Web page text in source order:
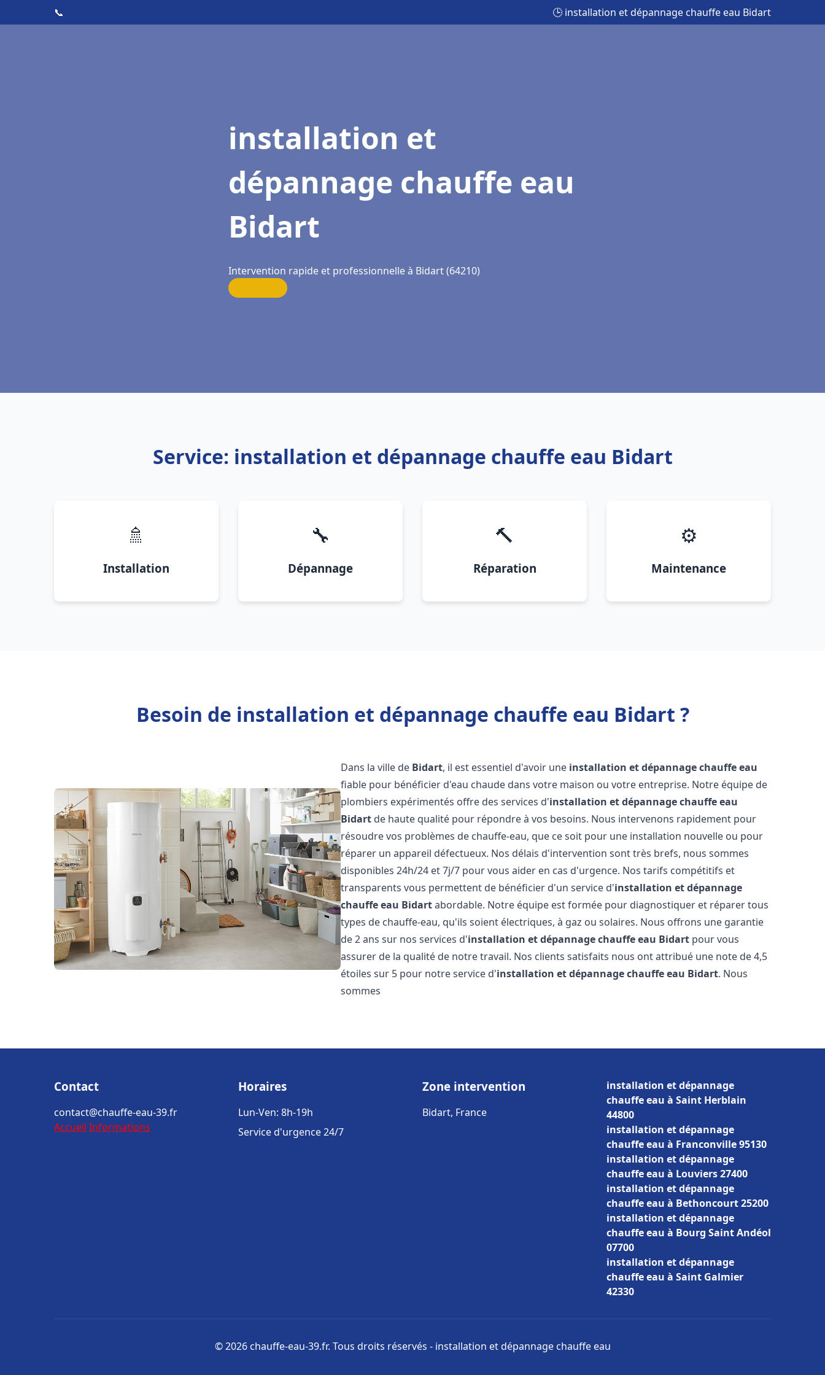
📞 🕒 installation et dépannage chauffe eau Bidart
installation et
dépannage chauffe eau
Bidart
Intervention rapide et professionnelle à Bidart (64210)
Service: installation et dépannage chauffe eau Bidart
🚿
Installation
🔧
Dépannage
🔨
Réparation
⚙️
Maintenance
Besoin de installation et dépannage chauffe eau Bidart ?
Dans la ville de Bidart, il est essentiel d'avoir une installation et dépannage chauffe eau
fiable pour bénéficier d'eau chaude dans votre maison ou votre entreprise. Notre équipe de
plombiers expérimentés offre des services d'installation et dépannage chauffe eau
Bidart de haute qualité pour répondre à vos besoins. Nous intervenons rapidement pour
résoudre vos problèmes de chauffe-eau, que ce soit pour une installation nouvelle ou pour
réparer un appareil défectueux. Nos délais d'intervention sont très brefs, nous sommes
disponibles 24h/24 et 7j/7 pour vous aider en cas d'urgence. Nos tarifs compétitifs et
transparents vous permettent de bénéficier d'un service d'installation et dépannage
chauffe eau Bidartabordable. Notre équipe est formée pour diagnostiquer et réparer tous
types de chauffe-eau, qu'ils soient électriques, à gaz ou solaires. Nous offrons une garantie
de 2 ans sur nos services d'installation et dépannage chauffe eau Bidart pour vous
assurer de la qualité de notre travail. Nos clients satisfaits nous ont attribué une note de 4,5
étoiles sur 5 pour notre service d'installation et dépannage chauffe eau Bidart. Nous
sommes
Contact
contact@chauffe-eau-39.fr
Accueil Informations
Horaires
Lun-Ven: 8h-19h
Service d'urgence 24/7
Zone intervention
Bidart, France
installation et dépannage
chauffe eau à Saint Herblain
44800
installation et dépannage
chauffe eau à Franconville 95130
installation et dépannage
chauffe eau à Louviers 27400
installation et dépannage
chauffe eau à Bethoncourt 25200
installation et dépannage
chauffe eau à Bourg Saint Andéol
07700
installation et dépannage
chauffe eau à Saint Galmier
42330
© 2026 chauffe-eau-39.fr. Tous droits réservés - installation et dépannage chauffe eau